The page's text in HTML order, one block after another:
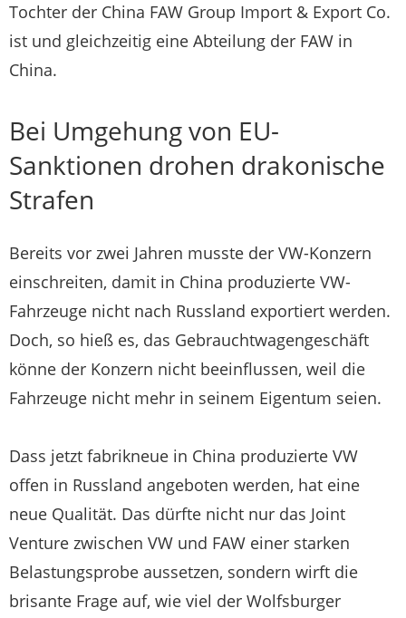
Tochter der China FAW Group Import & Export Co.
ist und gleichzeitig eine Abteilung der FAW in
China.
Bei Umgehung von EU-
Sanktionen drohen drakonische
Strafen
Bereits vor zwei Jahren musste der VW-Konzern
einschreiten, damit in China produzierte VW-
Fahrzeuge nicht nach Russland exportiert werden.
Doch, so hieß es, das Gebrauchtwagengeschäft
könne der Konzern nicht beeinflussen, weil die
Fahrzeuge nicht mehr in seinem Eigentum seien.
Dass jetzt fabrikneue in China produzierte VW
offen in Russland angeboten werden, hat eine
neue Qualität. Das dürfte nicht nur das Joint
Venture zwischen VW und FAW einer starken
Belastungsprobe aussetzen, sondern wirft die
brisante Frage auf, wie viel der Wolfsburger